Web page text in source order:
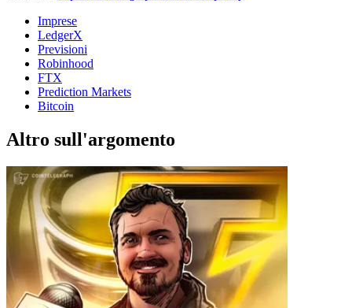
Imprese
LedgerX
Previsioni
Robinhood
FTX
Prediction Markets
Bitcoin
Altro sull'argomento